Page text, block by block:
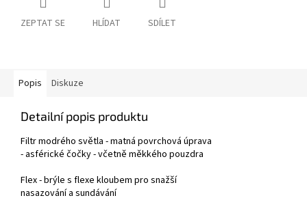
ZEPTAT SE HLÍDAT SDÍLET
Popis Diskuze
Detailní popis produktu
Filtr modrého světla - matná povrchová úprava
- asférické čočky - včetně měkkého pouzdra
Flex - brýle s flexe kloubem pro snažší
nasazování a sundávání